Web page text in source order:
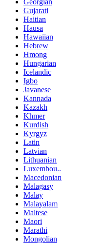
Gujarati
Haitian
Hausa
Hawaiian
Hebrew
Hmong
Hungarian
Icelandic
Igbo
Javanese
Kannada
Kazakh
Khmer
Kurdish
Kyrgyz
Latin
Latvian
Lithuanian
Luxembou..
Macedonian
Malagasy
Malay
Malayalam
Maltese
Maori
Marathi
Mongolian